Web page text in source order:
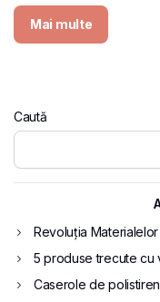
Mai multe
Caută
Revoluția
5 produse trecute cu
Caserole de polistiren